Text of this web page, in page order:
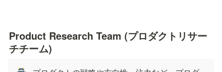
Product Research Team (プロダクトリサー
チチーム)